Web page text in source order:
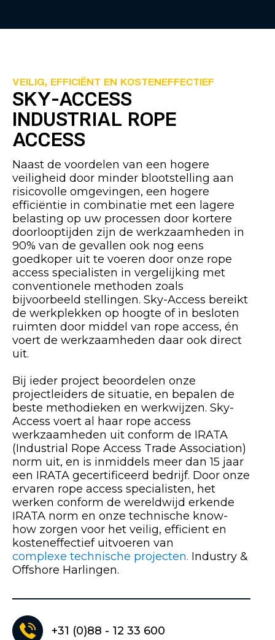
VEILIG, EFFICIËNT EN KOSTENEFFECTIEF
SKY-ACCESS
INDUSTRIAL ROPE
ACCESS
Naast de voordelen van een hogere
veiligheid door minder blootstelling aan
risicovolle omgevingen, een hogere
efficiëntie in combinatie met een lagere
belasting op uw processen door kortere
doorlooptijden zijn de werkzaamheden in
90% van de gevallen ook nog eens
goedkoper uit te voeren door onze rope
access specialisten in vergelijking met
conventionele methoden zoals
bijvoorbeeld stellingen. Sky-Access bereikt
de werkplekken op hoogte of in besloten
ruimten door middel van rope access, én
voert de werkzaamheden daar ook direct
uit.
Bij ieder project beoordelen onze
projectleiders de situatie, en bepalen de
beste methodieken en werkwijzen. Sky-
Access voert al haar rope access
werkzaamheden uit conform de IRATA
(Industrial Rope Access Trade Association)
norm uit, en is inmiddels meer dan 15 jaar
een IRATA gecertificeerd bedrijf. Door onze
ervaren rope access specialisten, het
werken conform de wereldwijd erkende
IRATA norm en onze technische know-
how zorgen voor het veilig, efficient en
kosteneffectief uitvoeren van
complexe technische projecten. Industry &
Offshore Harlingen.
+31 (0)88 - 12 33 600